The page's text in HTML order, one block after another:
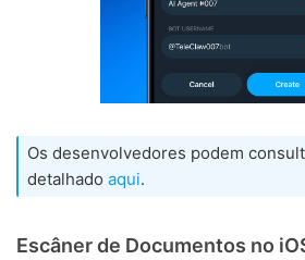
Os desenvolvedores podem
detalhado aqui.
Escâner de Documentos no